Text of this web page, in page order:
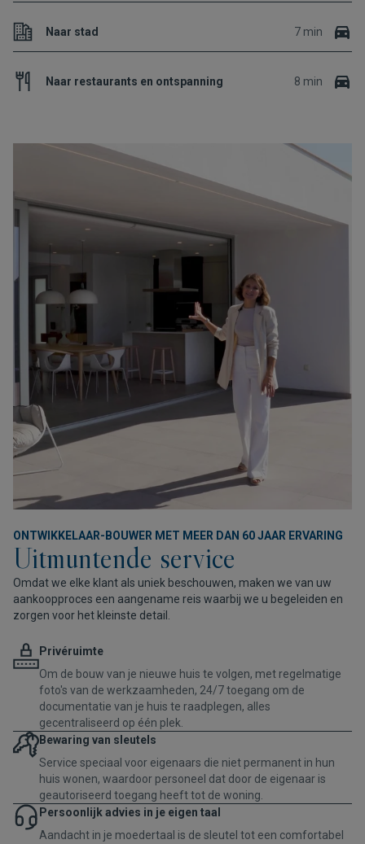
Naar stad 7 min
Naar restaurants en ontspanning 8 min
ONTWIKKELAAR-BOUWER MET MEER DAN 60 JAAR ERVARING
Uitmuntende service
Omdat we elke klant als uniek beschouwen, maken we van uw
aankoopproces een aangename reis waarbij we u begeleiden en
zorgen voor het kleinste detail.
Privéruimte
Om de bouw van je nieuwe huis te volgen, met regelmatige
foto's van de werkzaamheden, 24/7 toegang om de
documentatie van je huis te raadplegen, alles
gecentraliseerd op één plek.
Bewaring van sleutels
Service speciaal voor eigenaars die niet permanent in hun
huis wonen, waardoor personeel dat door de eigenaar is
geautoriseerd toegang heeft tot de woning.
Persoonlijk advies in je eigen taal
Aandacht in je moedertaal is de sleutel tot een comfortabel